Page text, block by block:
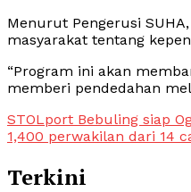
Menurut Pengerusi
masyarakat tentang
“Program ini akan
memberi pendedahan
Post
navigation
STOLport Bebuling siap
1,400 perwakilan dari 14
Terkini